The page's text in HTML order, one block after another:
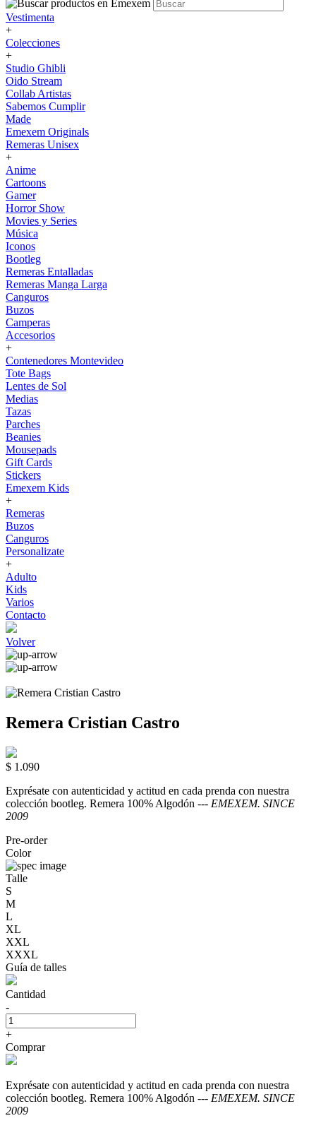
Vestimenta
+
Colecciones
+
Studio Ghibli
Oido Stream
Collab Artistas
Sabemos Cumplir
Made
Emexem Originals
Remeras Unisex
+
Anime
Cartoons
Gamer
Horror Show
Movies y Series
Música
Iconos
Bootleg
Remeras Entalladas
Remeras Manga Larga
Canguros
Buzos
Camperas
Accesorios
+
Contenedores Montevideo
Tote Bags
Lentes de Sol
Medias
Tazas
Parches
Beanies
Mousepads
Gift Cards
Stickers
Emexem Kids
+
Remeras
Buzos
Canguros
Personalizate
+
Adulto
Kids
Varios
Contacto
Volver
Remera Cristian Castro
$ 1.090
Exprésate con autenticidad y actitud en cada prenda con nuestra
colección bootleg. Remera 100% Algodón --- EMEXEM. SINCE
2009
Pre-order
Color
Talle
S
M
L
XL
XXL
XXXL
Guía de talles
Cantidad
-
+
Comprar
Exprésate con autenticidad y actitud en cada prenda con nuestra
colección bootleg. Remera 100% Algodón --- EMEXEM. SINCE
2009